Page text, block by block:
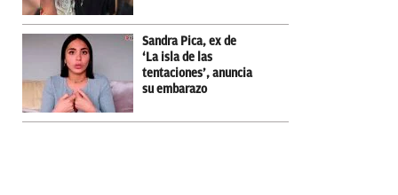
Sandra Pica, ex de
‘La isla de las
tentaciones’, anuncia
su embarazo